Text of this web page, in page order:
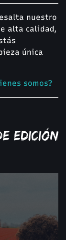
nuestro
alta calidad,
única
somos?
edición